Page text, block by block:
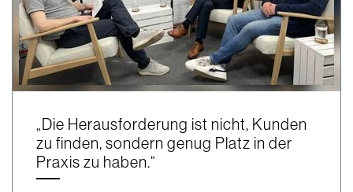
„Die Herausforderung ist nicht, Kunden
zu finden, sondern genug Platz in der
Praxis zu haben.“